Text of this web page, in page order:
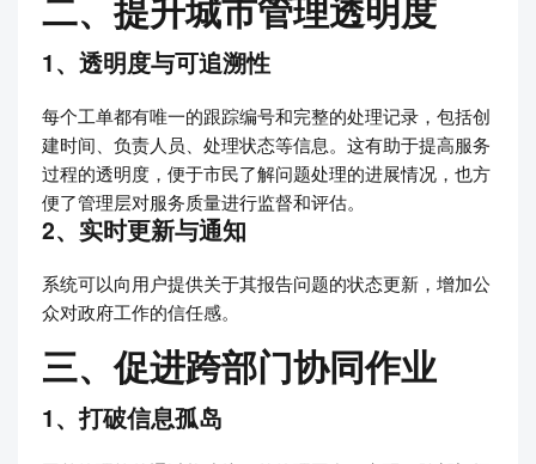
1、透明度与可追溯性
每个工单都有唯一的跟踪编号和完整的处理记录，包括创
建时间、负责人员、处理状态等信息。这有助于提高服务
过程的透明度，便于市民了解问题处理的进展情况，也方
便了管理层对服务质量进行监督和评估。
2、实时更新与通知
系统可以向用户提供关于其报告问题的状态更新，增加公
众对政府工作的信任感。
三、促进跨部门协同作业
1、打破信息孤岛